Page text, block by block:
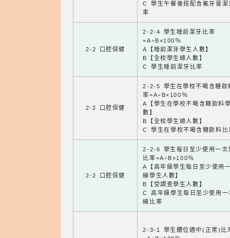
C 學生午餐後搭配含氟牙膏潔
率
2-2 口腔保健
2-2-4 學生睡前潔牙比率
=A÷B×100％
A【睡前潔牙學生人數】
B【全校學生總人數】
C 學生睡前潔牙比率
2-2 口腔保健
2-2-5 學生在學校不喝含糖飲
率=A÷B×100％
A【學生在學校不喝含糖飲料
數】
B【全校學生總人數】
C 學生在學校不喝含糖飲料比
2-2 口腔保健
2-2-6 學生每日至少使用一次
比率=A÷B×100％
A【高年級學生每日至少使用
線學生人數】
B【受調查學生人數】
C 高年級學生每日至少使用一
線比率
2-3-1 學生體位適中(正常)比